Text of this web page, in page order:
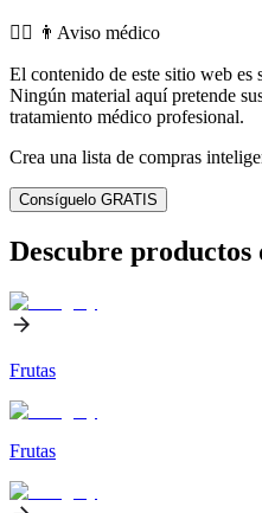
👨‍⚕️️ 👨Aviso médico
El contenido de este sitio web es
Ningún material aquí pretende
tratamiento médico profesional.
Crea una lista de compras
Consíguelo GRATIS
Descubre productos
Frutas
Frutas